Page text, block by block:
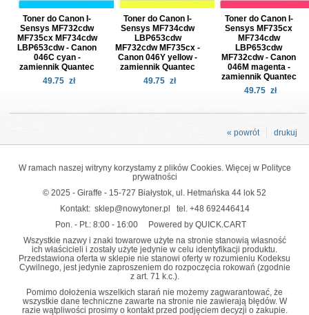
Toner do Canon I-
Sensys MF732cdw
MF735cx MF734cdw
LBP653cdw - Canon
046C cyan -
zamiennik Quantec
49.75 zł
Toner do Canon I-
Sensys MF734cdw
LBP653cdw
MF732cdw MF735cx -
Canon 046Y yellow -
zamiennik Quantec
49.75 zł
Toner do Canon I-
Sensys MF735cx
MF734cdw
LBP653cdw
MF732cdw - Canon
046M magenta -
zamiennik Quantec
49.75 zł
drukuj
« powrót
W ramach naszej witryny korzystamy z plików Cookies. Więcej w Polityce
prywatności
© 2025 - Giraffe - 15-727 Białystok, ul. Hetmańska 44 lok 52
Kontakt: sklep@nowytoner.pl tel. +48 692446414
Pon. - Pt.: 8:00 - 16:00
Powered by QUICK.CART
Wszystkie nazwy i znaki towarowe użyte na stronie stanowią własność
ich właścicieli i zostały użyte jedynie w celu identyfikacji produktu.
Przedstawiona oferta w sklepie nie stanowi oferty w rozumieniu Kodeksu
Cywilnego, jest jedynie zaproszeniem do rozpoczęcia rokowań (zgodnie
z art. 71 k.c.).
Pomimo dołożenia wszelkich starań nie możemy zagwarantować, że
wszystkie dane techniczne zawarte na stronie nie zawierają błędów. W
razie wątpliwości prosimy o kontakt przed podjęciem decyzji o zakupie.